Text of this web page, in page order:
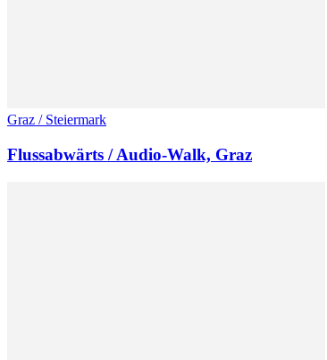
Graz / Steiermark
Flussabwärts / Audio-Walk, Graz